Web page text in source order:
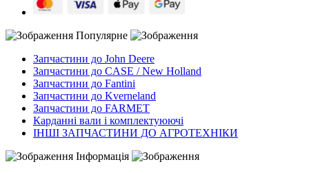
Популярне
Запчастини до John Deere
Запчастини до CASE / New Holland
Запчастини до Fantini
Запчастини до Kverneland
Запчастини до FARMET
Карданні вали і комплектуюючі
ІНШІ ЗАПЧАСТИНИ ДО АГРОТЕХНІКИ
Інформація